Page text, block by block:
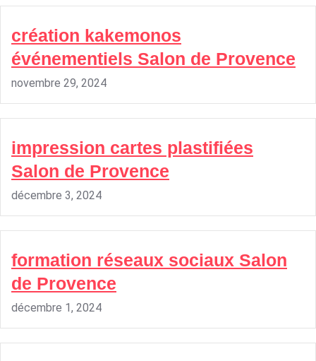
création kakemonos
événementiels Salon de Provence
novembre 29, 2024
impression cartes plastifiées
Salon de Provence
décembre 3, 2024
formation réseaux sociaux Salon
de Provence
décembre 1, 2024